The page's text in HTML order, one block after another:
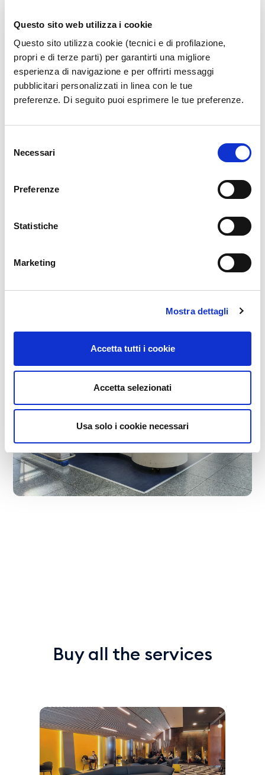
Questo sito web utilizza i cookie
Questo sito utilizza cookie (tecnici e di profilazione,
propri e di terze parti) per garantirti una migliore
esperienza di navigazione e per offrirti messaggi
pubblicitari personalizzati in linea con le tue
preferenze. Di seguito puoi esprimere le tue preferenze.
delNecessari
Preferenze
Statistiche
Marketing
Mostra dettagli
Accetta tutti i cookie
Accetta selezionati
Usa solo i cookie necessari
ecc..) e accessori comfort come (Adattatori, cuscini
dimensioni.
Pesa e Risparmia:
Safe Bag dispone anche del servizio di pesatura
quotidianamente sul limite massimo di peso per
compagnie aeree, in modo da assicurare al cliente un
servizio informativo al cliente sulle attuali restrizioni.
Le bilance sono operative 24 ore su 24, 7 giorni su 7 e
Buy all the services